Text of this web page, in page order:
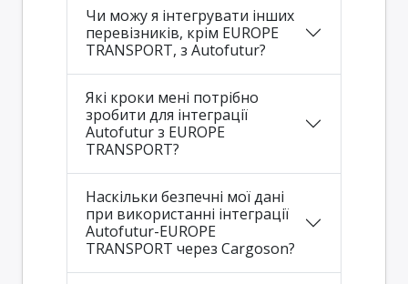
Чи можу я інтегрувати інших
перевізників, крім EUROPE
TRANSPORT, з Autofutur?
Які кроки мені потрібно
зробити для інтеграції
Autofutur з EUROPE
TRANSPORT?
Наскільки безпечні мої дані
при використанні інтеграції
Autofutur-EUROPE
TRANSPORT через Cargoson?